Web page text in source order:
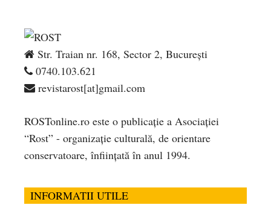
Str. Traian nr. 168, Sector 2, București
0740.103.621
revistarost[at]gmail.com
ROSTonline.ro este o publicaţie a Asociaţiei
“Rost” - organizaţie culturală, de orientare
conservatoare, înfiinţată în anul 1994.
INFORMATII UTILE